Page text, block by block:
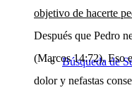
Búsqueda de
objetivo de hacerte
Después que Pedro
(Marcos 14:72). Eso
dolor y nefastas